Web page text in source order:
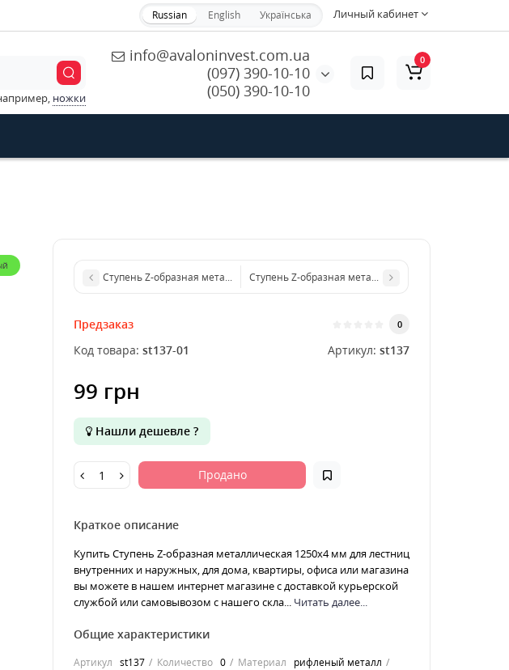
Личный кабинет
Russian English Українська
info@avaloninvest.com.ua
(097) 390-10-10
(050) 390-10-10
ножки
0
Ступень Z-образная металлическая 1250x3 ммСтупень Z-образная металлическая 1500x3 мм
Предзаказ 0
Код товара: st137-01 Артикул: st137
99 грн
Нашли дешевле ?
Продано
Краткое описание
Купить Ступень Z-образная металлическая 1250x4 мм для лестниц
внутренних и наружных, для дома, квартиры, офиса или магазина
вы можете в нашем интернет магазине с доставкой курьерской
службой или самовывозом с нашего скла... Читать далее...
Общие характеристики
Артикул st137 Количество 0 Материал
рифленый металл